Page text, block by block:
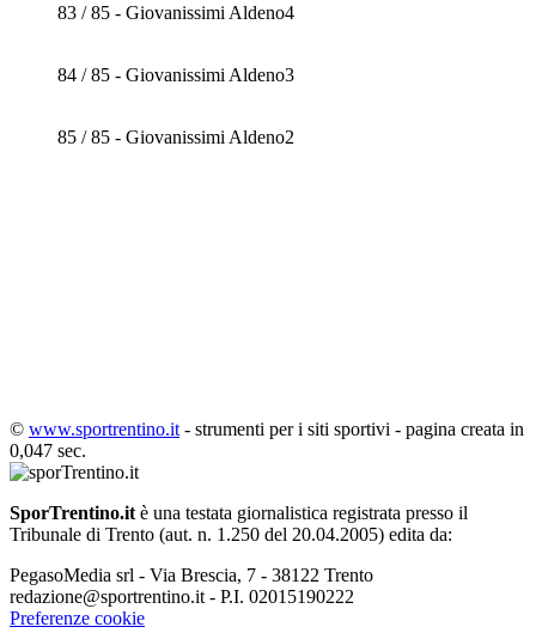
83 / 85 - Giovanissimi Aldeno4
84 / 85 - Giovanissimi Aldeno3
85 / 85 - Giovanissimi Aldeno2
© www.sportrentino.it - strumenti per i siti sportivi - pagina creata in
0,047 sec.
SporTrentino.it è una testata giornalistica registrata presso il
Tribunale di Trento (aut. n. 1.250 del 20.04.2005) edita da:
PegasoMedia srl - Via Brescia, 7 - 38122 Trento
redazione@sportrentino.it - P.I. 02015190222
Preferenze cookie